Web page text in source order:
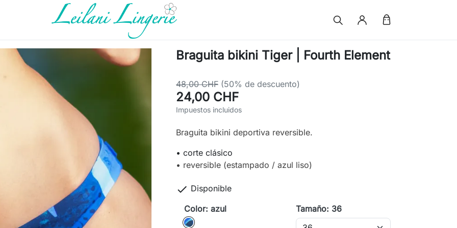
Braguita bikini Tiger | Fourth Element
48,00 CHF (50% de descuento)
24,00 CHF
Impuestos incluidos
Braguita bikini deportiva reversible.
• corte clásico
• reversible (estampado / azul liso)
 Disponible
Color: azul
azul
Tamaño: 36